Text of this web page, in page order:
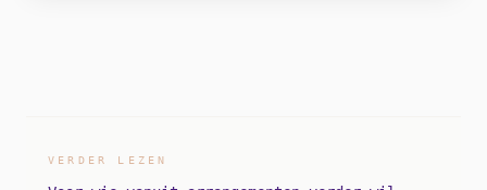
VERDER LEZEN